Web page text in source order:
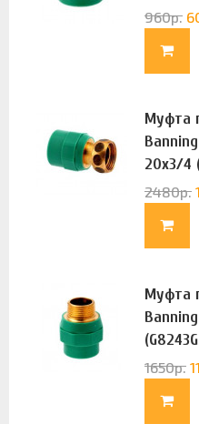
960р.
Муфта
20х3/4
2480р.
Муфта
1650р.